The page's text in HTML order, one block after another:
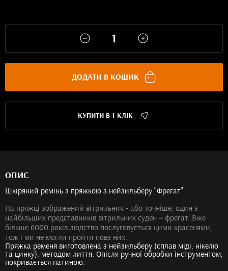
ДОДАТИ В КОШИК
КУПИТИ В 1 КЛІК
ОПИС
Шкіряний ремінь з пряжкою з нейзильберу "Фрегат"
На пряжці зображений вітрильник - або точніше, один з
найбільших представників вітрильних суден – фрегат. Вже
більше 6000 років людство послуговується цими красенями,
тож і ми не могли пройти повз них.
Пряжка ременя виготовлена з нейзильберу (сплав міді, нікелю
та цинку), методом лиття. Опісля ручної обробки інструментом,
покривається патиною.